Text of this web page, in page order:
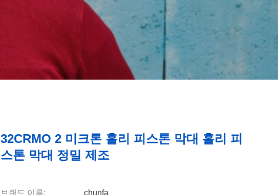
32CRMO 2 미크론 홀리 피스톤 막대 홀리 피
스톤 막대 정밀 제조
브랜드 이름: chunfa